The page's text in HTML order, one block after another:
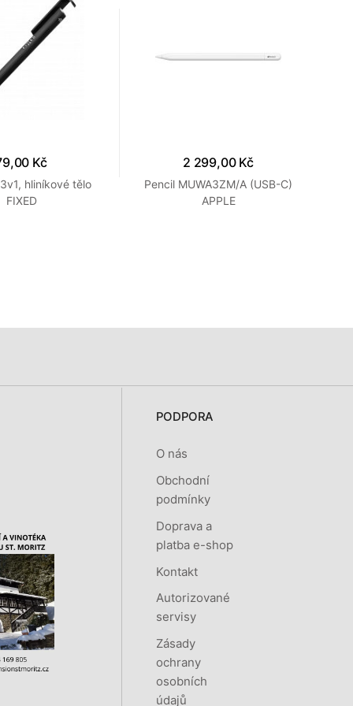
Kč
hliníkové tělo
FIXED
2 299,00 Kč
Pencil MUWA3ZM/A (USB-C)
APPLE
PODPORA
O nás
Obchodní
podmínky
Doprava a
platba e-shop
Kontakt
Autorizované
servisy
Zásady
ochrany
osobních
údajů